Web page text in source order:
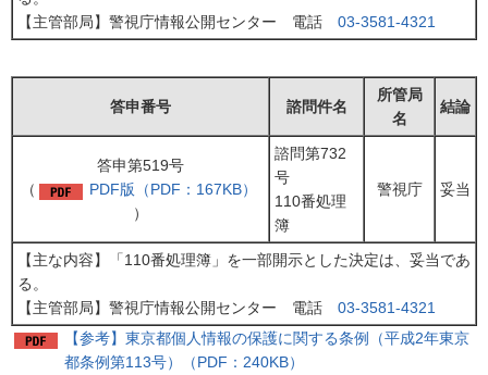
【主管部局】警視庁情報公開センター 電話 03-3581-4321
答申番号 諮問件名
所管局
名
結論
答申第519号
（
PDF版（PDF：167KB）
）
諮問第732
号
110番処理
簿
警視庁 妥当
【主な内容】「110番処理簿」を一部開示とした決定は、妥当であ
る。
【主管部局】警視庁情報公開センター 電話 03-3581-4321
【参考】東京都個人情報の保護に関する条例（平成2年東京
都条例第113号）（PDF：240KB）